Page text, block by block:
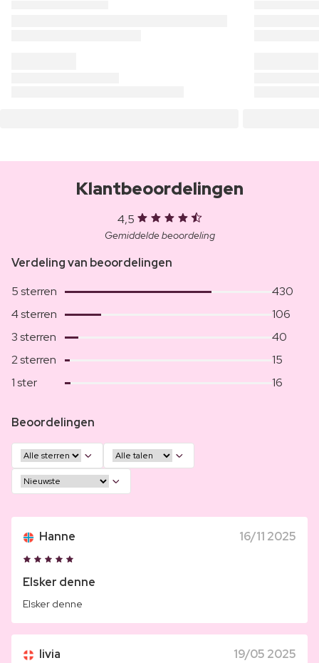
Klantbeoordelingen
4,5
Gemiddelde beoordeling
Verdeling van beoordelingen
5 sterren
430
4 sterren
106
3 sterren
40
2 sterren
15
1 ster
16
Beoordelingen
Hanne 16/11 2025
Elsker denne
Elsker denne
livia 19/05 2025